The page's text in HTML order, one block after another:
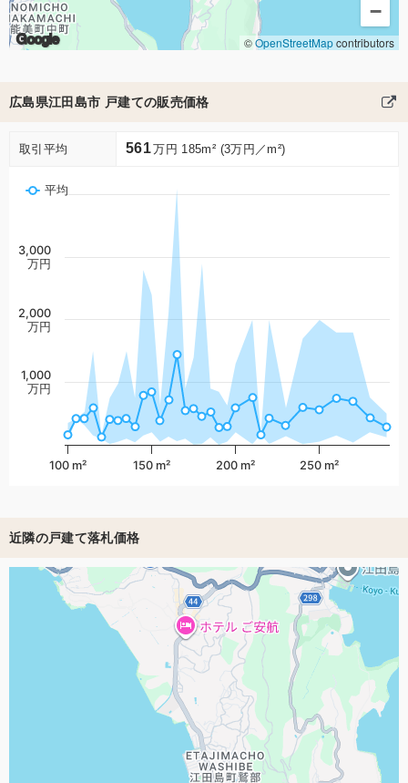
Google
−
©OpenStreetMapcontributors
広島県江田島市 戸建ての販売価格
取引平均 561万円 185m² (3万円／m²)
平均
100 m² 150 m² 200 m² 250 m²
1,000
万円
2,000
万円
3,000
万円
近隣の戸建て落札価格